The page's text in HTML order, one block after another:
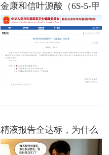
金康和信叶源酸（6S-5-甲
基四氢叶酸钙）获批婴幼
儿辅食营养补充品应用
精液报告全达标，为什么
还怀不上？这个被漏掉的